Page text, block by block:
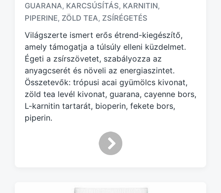
a
g
g
d
w
i
t
h
GUARANA, KARCSÚSÍTÁS, KARNITIN,
PIPERINE, ZÖLD TEA, ZSÍRÉGETÉS
Világszerte ismert erős étrend-kiegészítő,
amely támogatja a túlsúly elleni küzdelmet.
Égeti a zsírszövetet, szabályozza az
anyagcserét és növeli az energiaszintet.
Összetevők: trópusi acai gyümölcs kivonat,
zöld tea levél kivonat, guarana, cayenne bors,
L-karnitin tartarát, bioperin, fekete bors,
piperin.